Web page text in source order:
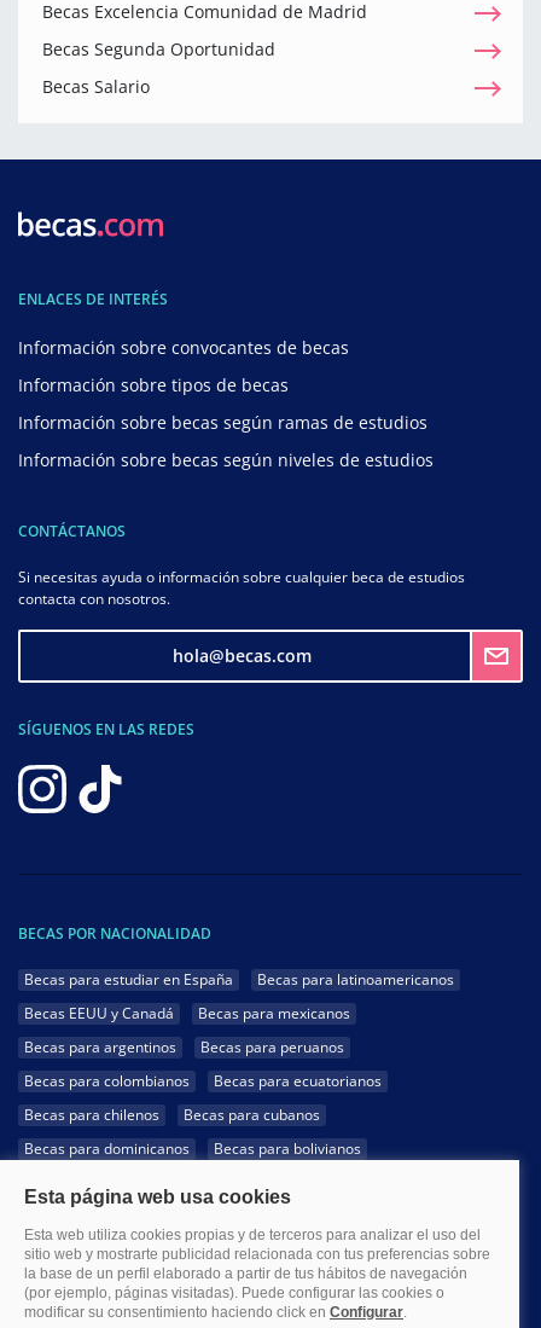
Becas Excelencia Comunidad de Madrid
Becas Segunda Oportunidad
Becas Salario
ENLACES DE INTERÉS
Información sobre convocantes de becas
Información sobre tipos de becas
Información sobre becas según ramas de estudios
Información sobre becas según niveles de estudios
CONTÁCTANOS
Si necesitas ayuda o información sobre cualquier beca de estudios
contacta con nosotros.
hola@becas.com
SÍGUENOS EN LAS REDES
BECAS POR NACIONALIDAD
Becas para estudiar en España
Becas para latinoamericanos
Becas EEUU y Canadá
Becas para mexicanos
Becas para argentinos
Becas para peruanos
Becas para colombianos
Becas para ecuatorianos
Becas para chilenos
Becas para cubanos
Becas para dominicanos
Becas para bolivianos
Becas para hondureños
Becas para paraguayos
Becas para uruguayos
Becas para salvadoreños